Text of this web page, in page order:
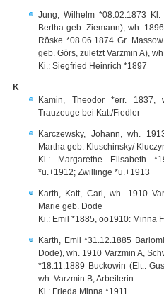
Jung, Wilhelm *08.02.1873
Bertha geb. Ziemann), wh.
Röske *08.06.1874 Gr.
geb. Görs, zuletzt Varzmin A),
Ki.: Siegfried Heinrich *1897
K
Kamin, Theodor *err.
Trauzeuge bei Katt/Fiedler
Karczewsky, Johann, wh.
Martha geb. Kluschinsky/
Ki.: Margarethe Elisabeth
*u.+1912; Zwillinge *u.+1913
Karth, Katt, Carl, wh. 1910
Marie geb. Dode
Ki.: Emil *1885, oo1910: Minna
Karth, Emil *31.12.1885
Dode), wh. 1910 Varzmin A,
*18.11.1889 Buckowin (Elt.:
wh. Varzmin B, Arbeiterin
Ki.: Frieda Minna *1911